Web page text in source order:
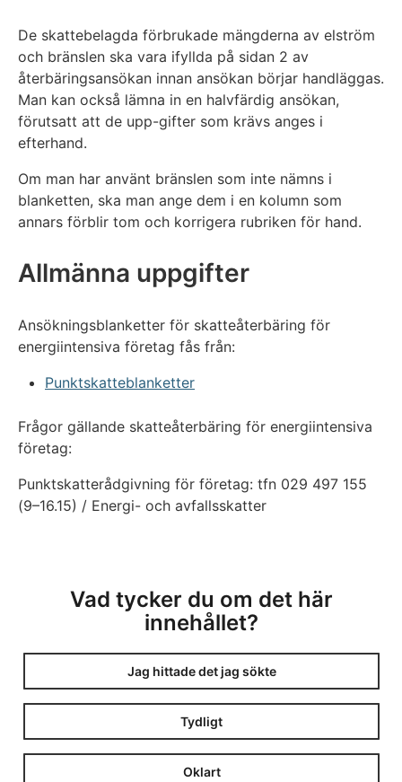
De skattebelagda förbrukade mängderna av elström
och bränslen ska vara ifyllda på sidan 2 av
återbäringsansökan innan ansökan börjar handläggas.
Man kan också lämna in en halvfärdig ansökan,
förutsatt att de upp-gifter som krävs anges i
efterhand.
Om man har använt bränslen som inte nämns i
blanketten, ska man ange dem i en kolumn som
annars förblir tom och korrigera rubriken för hand.
Allmänna uppgifter
Ansökningsblanketter för skatteåterbäring för
energiintensiva företag fås från:
Punktskatteblanketter
Frågor gällande skatteåterbäring för energiintensiva
företag:
Punktskatterådgivning för företag: tfn 029 497 155
(9–16.15) / Energi- och avfallsskatter
Vad tycker du om det här
innehållet?
Jag hittade det jag sökte
Tydligt
Oklart